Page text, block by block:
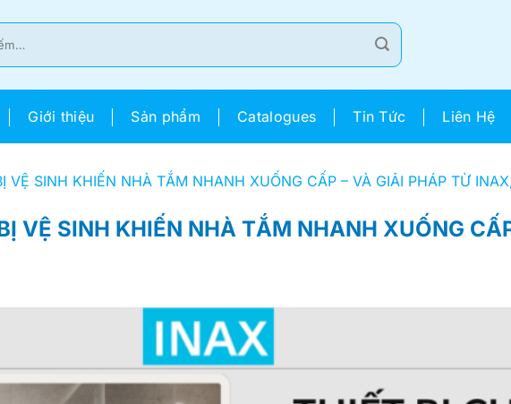
Giới thiệu Sản phẩm Catalogues Tin Tức Liên Hệ
VỆ SINH KHIẾN NHÀ TẮM NHANH XUỐNG CẤP – VÀ GIẢI PHÁP TỪ
VỆ SINH KHIẾN NHÀ TẮM NHANH XUỐNG